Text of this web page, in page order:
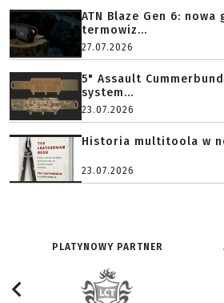
ATN Blaze Gen 6: nowa
termowiz...
27.07.2026
5" Assault
system...
23.07.2026
Historia multitoola w
23.07.2026
PLATYNOWY PARTNER